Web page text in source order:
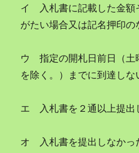
イ 入札書に記載した金額
がたい場合又は記名押印の
ウ 指定の開札日前日（土
を除く。）までに到達しな
エ 入札書を２通以上提出
オ 入札書を提出しなかっ